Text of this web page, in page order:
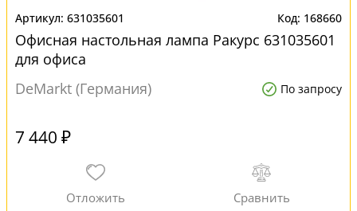
631035601 168660
Офисная настольная лампа Ракурс 631035601
для офиса
DeMarkt (Германия)
По запросу
7 440 ₽